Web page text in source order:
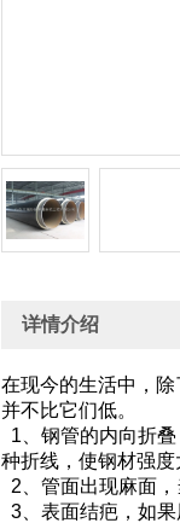
详情介绍
在现今的生活中，
并不比它们低。
1、钢管的内向折
种折线，使钢材
2、管面出现麻面
3、表面结疤，如